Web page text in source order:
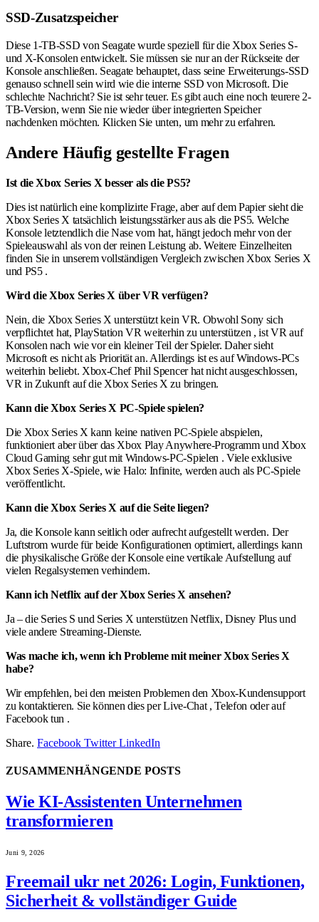
SSD-Zusatzspeicher
Diese 1-TB-SSD von Seagate wurde speziell für die Xbox Series S-
und X-Konsolen entwickelt. Sie müssen sie nur an der Rückseite der
Konsole anschließen. Seagate behauptet, dass seine Erweiterungs-SSD
genauso schnell sein wird wie die interne SSD von Microsoft. Die
schlechte Nachricht? Sie ist sehr teuer. Es gibt auch eine noch teurere 2-
TB-Version, wenn Sie nie wieder über integrierten Speicher
nachdenken möchten. Klicken Sie unten, um mehr zu erfahren.
Andere Häufig gestellte Fragen
Ist die Xbox Series X besser als die PS5?
Dies ist natürlich eine komplizirte Frage, aber auf dem Papier sieht die
Xbox Series X tatsächlich leistungsstärker aus als die PS5. Welche
Konsole letztendlich die Nase vorn hat, hängt jedoch mehr von der
Spieleauswahl als von der reinen Leistung ab. Weitere Einzelheiten
finden Sie in unserem vollständigen Vergleich zwischen Xbox Series X
und PS5 .
Wird die Xbox Series X über VR verfügen?
Nein, die Xbox Series X unterstützt kein VR. Obwohl Sony sich
verpflichtet hat, PlayStation VR weiterhin zu unterstützen , ist VR auf
Konsolen nach wie vor ein kleiner Teil der Spieler. Daher sieht
Microsoft es nicht als Priorität an. Allerdings ist es auf Windows-PCs
weiterhin beliebt. Xbox-Chef Phil Spencer hat nicht ausgeschlossen,
VR in Zukunft auf die Xbox Series X zu bringen.
Kann die Xbox Series X PC-Spiele spielen?
Die Xbox Series X kann keine nativen PC-Spiele abspielen,
funktioniert aber über das Xbox Play Anywhere-Programm und Xbox
Cloud Gaming sehr gut mit Windows-PC-Spielen . Viele exklusive
Xbox Series X-Spiele, wie Halo: Infinite, werden auch als PC-Spiele
veröffentlicht.
Kann die Xbox Series X auf die Seite liegen?
Ja, die Konsole kann seitlich oder aufrecht aufgestellt werden. Der
Luftstrom wurde für beide Konfigurationen optimiert, allerdings kann
die physikalische Größe der Konsole eine vertikale Aufstellung auf
vielen Regalsystemen verhindern.
Kann ich Netflix auf der Xbox Series X ansehen?
Ja – die Series S und Series X unterstützen Netflix, Disney Plus und
viele andere Streaming-Dienste.
Was mache ich, wenn ich Probleme mit meiner Xbox Series X
habe?
Wir empfehlen, bei den meisten Problemen den Xbox-Kundensupport
zu kontaktieren. Sie können dies per Live-Chat , Telefon oder auf
Facebook tun .
Share. Facebook Twitter LinkedIn
ZUSAMMENHÄNGENDE POSTS
Wie KI-Assistenten Unternehmen
transformieren
Juni 9, 2026
Freemail ukr net 2026: Login, Funktionen,
Sicherheit & vollständiger Guide